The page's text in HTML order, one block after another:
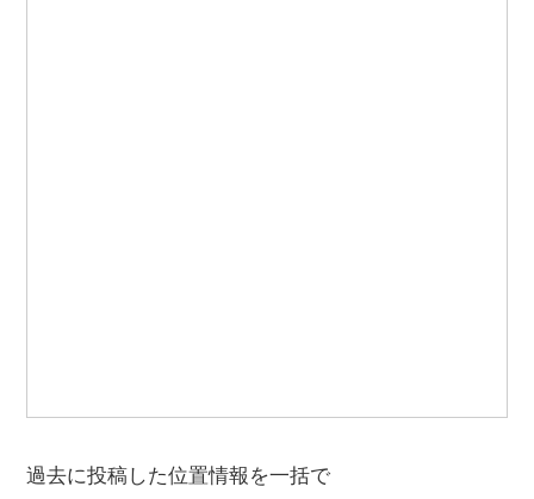
過去に投稿した位置情報を一括で